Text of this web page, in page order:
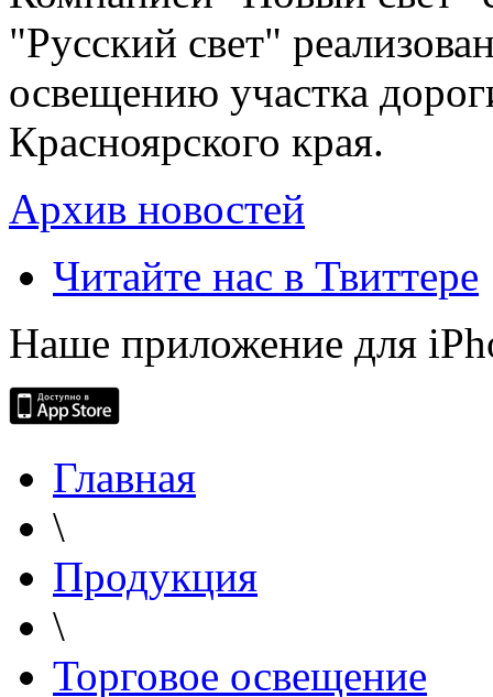
"Русский свет"
освещению участка
Красноярского края.
Архив новостей
Читайте нас в Твиттере
Наше приложение для
Главная
\
Продукция
\
Торговое освещение